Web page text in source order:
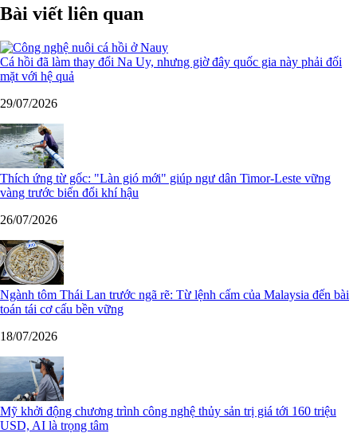
Bài viết liên quan
Cá hồi đã làm thay đổi Na Uy, nhưng giờ đây quốc gia này phải đối
mặt với hệ quả
29/07/2026
Thích ứng từ gốc: "Làn gió mới" giúp ngư dân Timor-Leste vững
vàng trước biến đổi khí hậu
26/07/2026
Ngành tôm Thái Lan trước ngã rẽ: Từ lệnh cấm của Malaysia đến bài
toán tái cơ cấu bền vững
18/07/2026
Mỹ khởi động chương trình công nghệ thủy sản trị giá tới 160 triệu
USD, AI là trọng tâm